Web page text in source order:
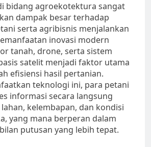
bidang agroekotektura sangat
dampak besar terhadap
serta agribisnis menjalankan
inovasi modern
tanah, drone, serta sistem
satelit menjadi faktor utama
efisiensi hasil pertanian.
teknologi ini, para petani
informasi secara langsung
kelembapan, dan kondisi
yang mana berperan dalam
putusan yang lebih tepat.